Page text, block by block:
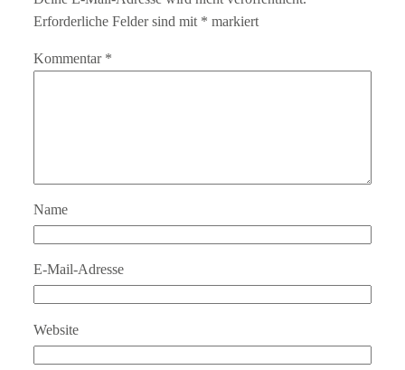
Erforderliche Felder sind mit * markiert
Kommentar *
Name
E-Mail-Adresse
Website